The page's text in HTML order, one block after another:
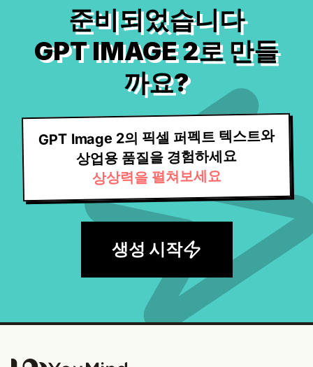
준비되었습니다
GPT IMAGE 2로 만들
까요?
GPT Image 2의 픽셀 퍼펙트 텍스트와
상업용 품질을 경험하세요
상상력을 펼쳐보세요
생성 시작